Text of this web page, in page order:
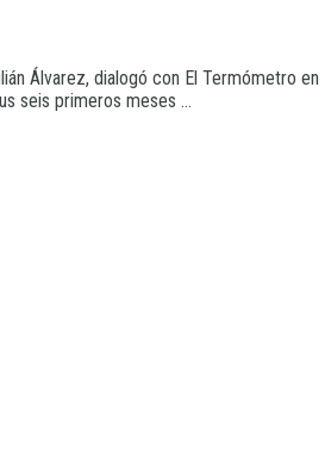
Álvarez, dialogó con El Termómetro en
seis primeros meses ...